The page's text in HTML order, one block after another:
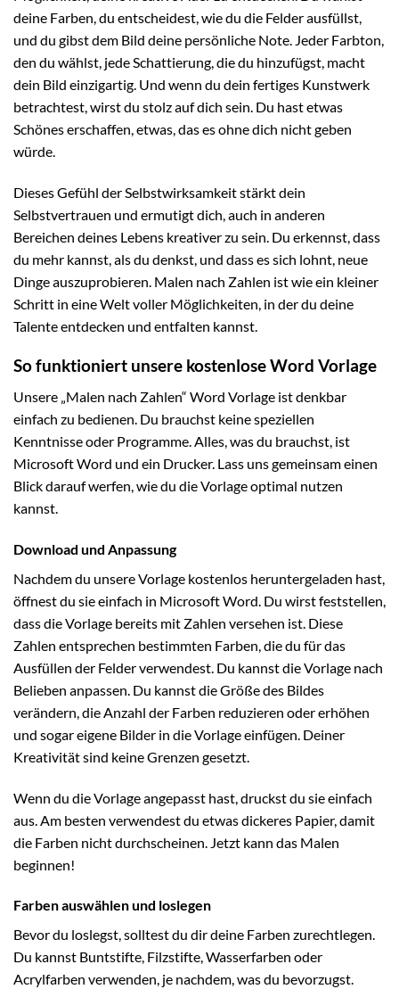
deine Farben, du entscheidest, wie du die Felder ausfüllst,
und du gibst dem Bild deine persönliche Note. Jeder Farbton,
den du wählst, jede Schattierung, die du hinzufügst, macht
dein Bild einzigartig. Und wenn du dein fertiges Kunstwerk
betrachtest, wirst du stolz auf dich sein. Du hast etwas
Schönes erschaffen, etwas, das es ohne dich nicht geben
würde.
Dieses Gefühl der Selbstwirksamkeit stärkt dein
Selbstvertrauen und ermutigt dich, auch in anderen
Bereichen deines Lebens kreativer zu sein. Du erkennst, dass
du mehr kannst, als du denkst, und dass es sich lohnt, neue
Dinge auszuprobieren. Malen nach Zahlen ist wie ein kleiner
Schritt in eine Welt voller Möglichkeiten, in der du deine
Talente entdecken und entfalten kannst.
So funktioniert unsere kostenlose Word Vorlage
Unsere „Malen nach Zahlen“ Word Vorlage ist denkbar
einfach zu bedienen. Du brauchst keine speziellen
Kenntnisse oder Programme. Alles, was du brauchst, ist
Microsoft Word und ein Drucker. Lass uns gemeinsam einen
Blick darauf werfen, wie du die Vorlage optimal nutzen
kannst.
Download und Anpassung
Nachdem du unsere Vorlage kostenlos heruntergeladen hast,
öffnest du sie einfach in Microsoft Word. Du wirst feststellen,
dass die Vorlage bereits mit Zahlen versehen ist. Diese
Zahlen entsprechen bestimmten Farben, die du für das
Ausfüllen der Felder verwendest. Du kannst die Vorlage nach
Belieben anpassen. Du kannst die Größe des Bildes
verändern, die Anzahl der Farben reduzieren oder erhöhen
und sogar eigene Bilder in die Vorlage einfügen. Deiner
Kreativität sind keine Grenzen gesetzt.
Wenn du die Vorlage angepasst hast, druckst du sie einfach
aus. Am besten verwendest du etwas dickeres Papier, damit
die Farben nicht durchscheinen. Jetzt kann das Malen
beginnen!
Farben auswählen und loslegen
Bevor du loslegst, solltest du dir deine Farben zurechtlegen.
Du kannst Buntstifte, Filzstifte, Wasserfarben oder
Acrylfarben verwenden, je nachdem, was du bevorzugst.